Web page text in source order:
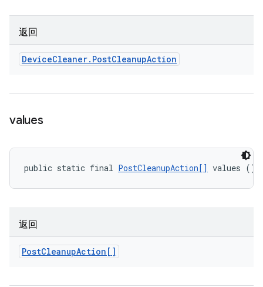
返回
DeviceCleaner. PostCleanupAction
values
public static final PostCleanupAction[] values ()
返回
PostCleanupAction[]